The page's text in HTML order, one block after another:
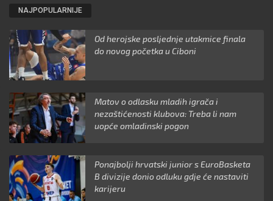
NAJPOPULARNIJE
Od herojske posljednje utakmice finala
do novog početka u Ciboni
Matov o odlasku mladih igrača i
nezaštićenosti klubova: Treba li nam
uopće omladinski pogon
Ponajbolji hrvatski junior s EuroBasketa
B divizije donio odluku gdje će nastaviti
karijeru